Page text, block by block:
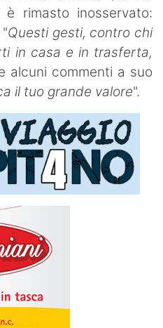
è rimasto inosservato:
Questi gesti, contro chi
in casa e in trasferta,
alcuni commenti a suo
il tuo grande valore".